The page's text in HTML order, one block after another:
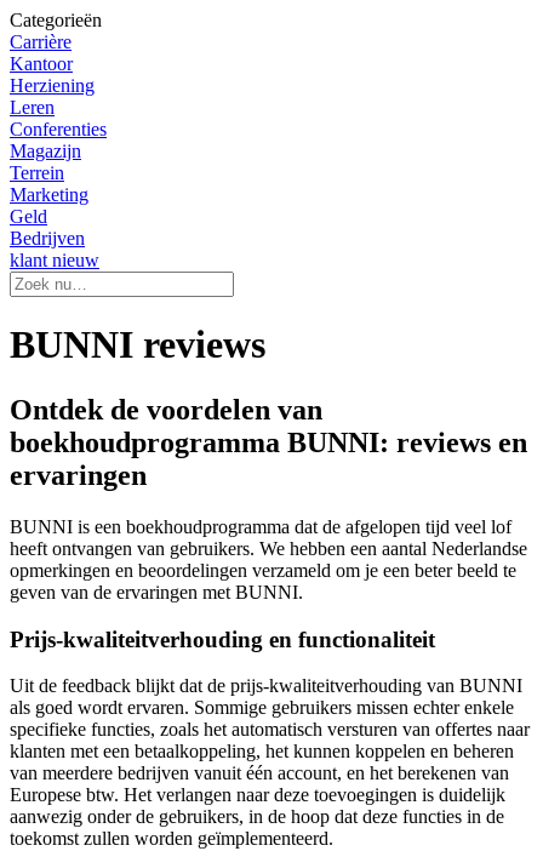
Categorieën
Carrière
Kantoor
Herziening
Leren
Conferenties
Magazijn
Terrein
Marketing
Geld
Bedrijven
klant nieuw
BUNNI reviews
Ontdek de voordelen van
boekhoudprogramma BUNNI: reviews en
ervaringen
BUNNI is een boekhoudprogramma dat de afgelopen tijd veel lof
heeft ontvangen van gebruikers. We hebben een aantal Nederlandse
opmerkingen en beoordelingen verzameld om je een beter beeld te
geven van de ervaringen met BUNNI.
Prijs-kwaliteitverhouding en functionaliteit
Uit de feedback blijkt dat de prijs-kwaliteitverhouding van BUNNI
als goed wordt ervaren. Sommige gebruikers missen echter enkele
specifieke functies, zoals het automatisch versturen van offertes naar
klanten met een betaalkoppeling, het kunnen koppelen en beheren
van meerdere bedrijven vanuit één account, en het berekenen van
Europese btw. Het verlangen naar deze toevoegingen is duidelijk
aanwezig onder de gebruikers, in de hoop dat deze functies in de
toekomst zullen worden geïmplementeerd.